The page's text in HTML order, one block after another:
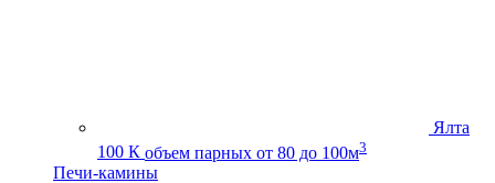
Ялта
100 К объем парных от 80 до 100м3
Печи-камины